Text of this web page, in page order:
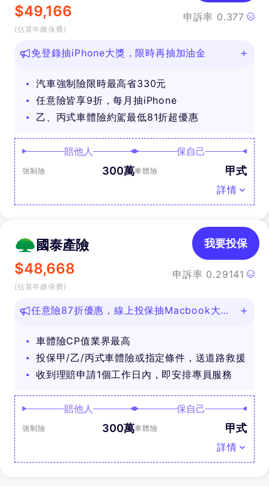
$49,166
(估算年繳保費)
申訴率 0.377
免登錄抽iPhone大獎，限時再抽加油金
汽車強制險限時最高省330元
任意險皆享9折，每月抽iPhone
乙、丙式車體險約駕最低81折超優惠
賠他人
強制險 300萬
保自己
車體險 甲式
詳情
國泰產險
$48,668
(估算年繳保費)
申訴率 0.29141
我要投保
任意險87折優惠，線上投保抽Macbook大
車體險CP值業界最高
投保甲/乙/丙式車體險或指定條件，送道路救援
收到理賠申請1個工作日內，即安排專員服務
賠他人
強制險 300萬
保自己
車體險 甲式
詳情